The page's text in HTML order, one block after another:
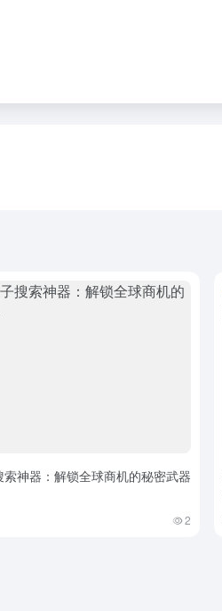
索神器：解锁全球商机的秘密武器
2